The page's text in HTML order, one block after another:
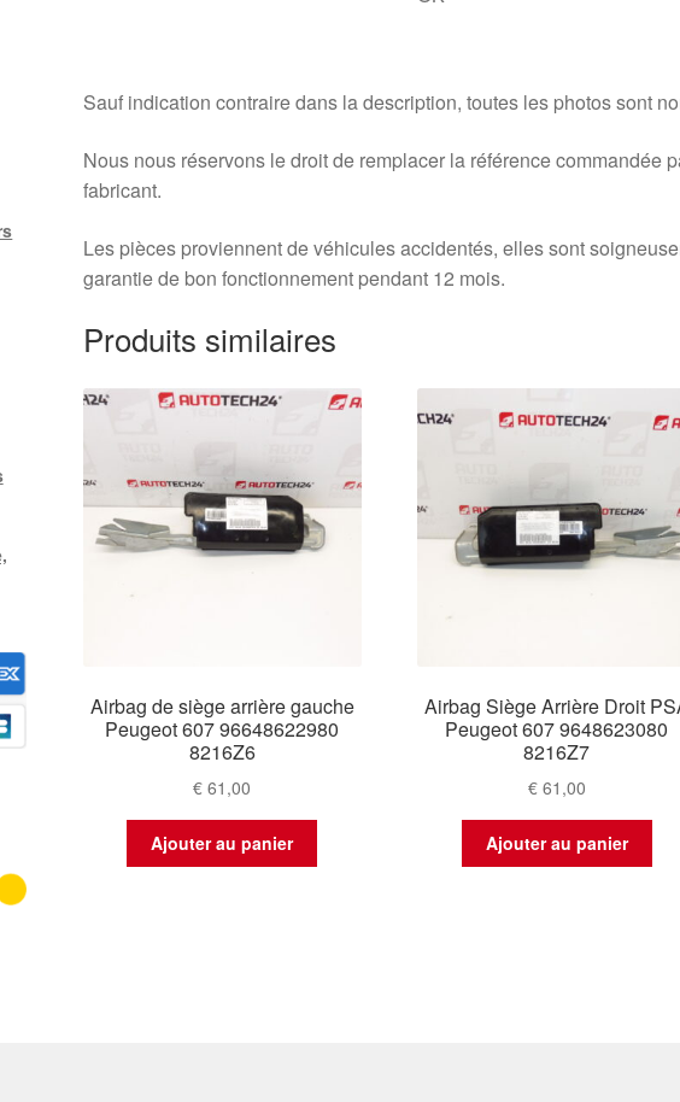
Sauf indication contraire dans la description, toutes les photos sont
Nous nous réservons le droit de remplacer la référence commandée
fabricant.
Les pièces proviennent de véhicules accidentés, elles sont
garantie de bon fonctionnement pendant 12 mois.
Produits similaires
Airbag de siège arrière gauche
Peugeot 607 96648622980
8216Z6
€ 61,00
Ajouter au panier
Airbag Siège Arrière Droit
Peugeot 607 9648623080
8216Z7
€61,00
Ajouter au panier